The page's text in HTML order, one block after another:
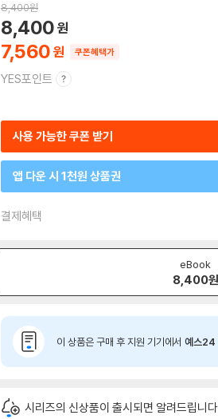
8,400원
7,560
8,400
쿠폰혜택가
YES포인트
사용 가능한 쿠폰 받기
앱 다운 시 1천원 상품권
결제혜택
eBook
8,400원
이 상품은 구매 후 지원 기기에서 예스24
시리즈의 신상품이 출시되면 알려드립니